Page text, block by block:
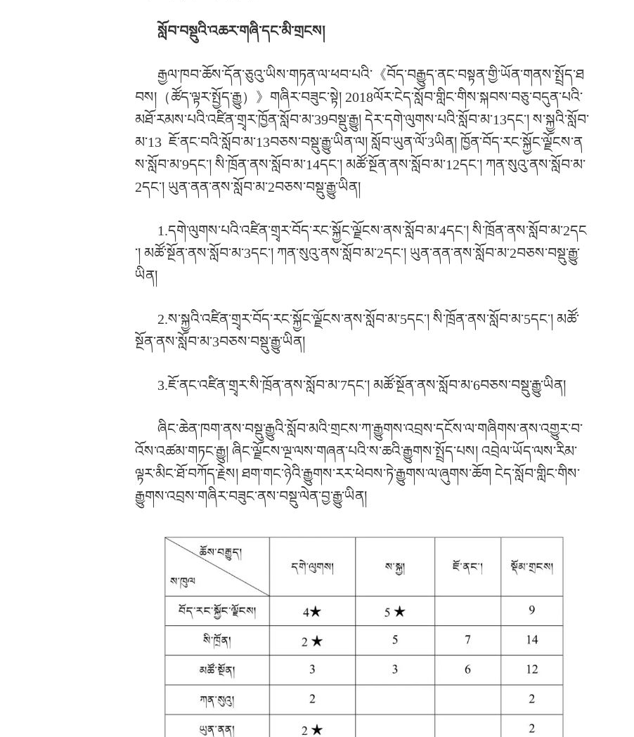
སློབ་བསྡུའི་འཆར་གཞི་དང་མི་གྲངས།
རྒྱལ་ཁབ་ཆོས་དོན་ཅུའུ་ཡིས་གཏན་ལ་ཕབ་པའི་ 《བོད་བརྒྱུད་ནང་བསྟན་གྱི་ཡོན་གནས་སྤྲོད་ཐ
བས། （ཚོད་ལྟར་སྤྱོད་རྒྱུ）》 གཞིར་བཟུང་སྟེ། 2018ལོར་ངེད་སློབ་གླིང་གིས་སྐབས་བཅུ་བདུན་པའི་
མཐོ་རམས་པའི་འཛིན་གྲྭར་ཁྱོན་སློབ་མ་39བསྡུ་རྒྱུ། དེར་དགེ་ལུགས་པའི་སློབ་མ་13དང་། ས་སྐྱའི་སློབ་
མ་13 ཇོ་ནང་བའི་སློབ་མ་13བཅས་བསྡུ་རྒྱུ་ཡིན་ལ། སློབ་ཡུན་ལོ་3ཡིན། ཁྱོན་བོད་རང་སྐྱོང་ལྗོངས་ན
ས་སློབ་མ་9དང་། སི་ཁྲོན་ནས་སློབ་མ་14དང་། མཚོ་སྔོན་ནས་སློབ་མ་12དང་། ཀན་སུའུ་ནས་སློབ་མ་
2དང་། ཡུན་ནན་ནས་སློབ་མ་2བཅས་བསྡུ་རྒྱུ་ཡིན།
1.དགེ་ལུགས་པའི་འཛིན་གྲྭར་བོད་རང་སྐྱོང་ལྗོངས་ནས་སློབ་མ་4དང་། སི་ཁྲོན་ནས་སློབ་མ་2དང
་། མཚོ་སྔོན་ནས་སློབ་མ་3དང་། ཀན་སུའུ་ནས་སློབ་མ་2དང་། ཡུན་ནན་ནས་སློབ་མ་2བཅས་བསྡུ་རྒྱུ་
ཡིན།
2.ས་སྐྱའི་འཛིན་གྲྭར་བོད་རང་སྐྱོང་ལྗོངས་ནས་སློབ་མ་5དང་། སི་ཁྲོན་ནས་སློབ་མ་5དང་། མཚོ་
སྔོན་ནས་སློབ་མ་3བཅས་བསྡུ་རྒྱུ་ཡིན།
3.ཇོ་ནང་འཛིན་གྲྭར་སི་ཁྲོན་ནས་སློབ་མ་7དང་། མཚོ་སྔོན་ནས་སློབ་མ་6བཅས་བསྡུ་རྒྱུ་ཡིན།
ཞིང་ཆེན་ཁག་ནས་བསྡུ་རྒྱུའི་སློབ་མའི་གྲངས་ཀ་རྒྱུགས་འབྲས་དངོས་ལ་གཞིགས་ནས་འགྱུར་བ་
འོས་འཚམ་གཏང་རྒྱུ། ཞིང་ལྗོངས་ལྔ་ལས་གཞན་པའི་ས་ཆའི་རྒྱུགས་སྤྲོད་པས། འབྲེལ་ཡོད་ལས་རིམ་
ལྟར་མིང་ཐོ་བཀོད་རྗེས། ཐག་གང་ཉེའི་རྒྱུགས་རར་ཕེབས་ཏེ་རྒྱུགས་ལ་ཞུགས་ཆོག ངེད་སློབ་གླིང་གིས་
རྒྱུགས་འབྲས་གཞིར་བཟུང་ནས་བསྡུ་ལེན་བྱ་རྒྱུ་ཡིན།